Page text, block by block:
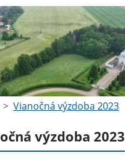
Vianočná výzdoba 2023
výzdoba 2023